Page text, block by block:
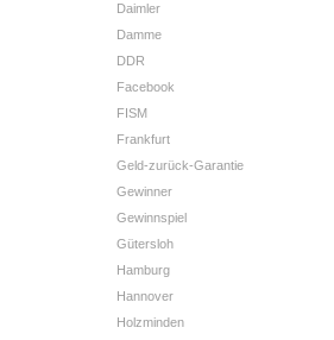
Daimler
Damme
DDR
Facebook
FISM
Frankfurt
Geld-zurück-Garantie
Gewinner
Gewinnspiel
Gütersloh
Hamburg
Hannover
Holzminden